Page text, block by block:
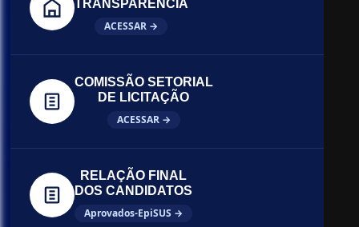
TRANSPARÊNCIA
ACESSAR →
COMISSÃO SETORIAL
DE LICITAÇÃO
ACESSAR →
RELAÇÃO FINAL
DOS CANDIDATOS
Aprovados-EpiSUS →